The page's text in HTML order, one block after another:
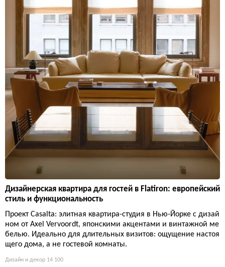
Дизайнерская квартира для гостей в Flatiron: европейский
стиль и функциональность
Проект Casalta: элитная квартира-студия в Нью-Йорке с дизай
ном от Axel Vervoordt, японскими акцентами и винтажной ме
белью. Идеально для длительных визитов: ощущение настоя
щего дома, а не гостевой комнаты.
Дизайн и декор 14 100